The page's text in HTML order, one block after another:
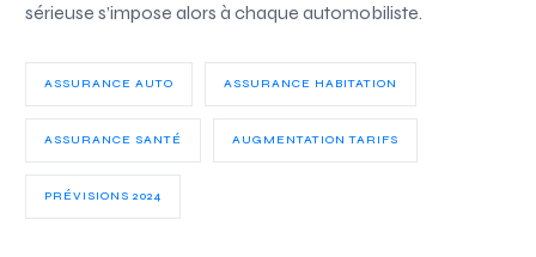
sérieuse s’impose alors à chaque automobiliste.
ASSURANCE AUTO ASSURANCE HABITATION
ASSURANCE SANTÉ AUGMENTATION TARIFS
PRÉVISIONS 2024